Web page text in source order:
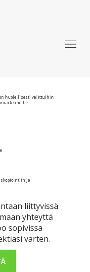
huolellisesti valittuihin
ja
liittyvissä
yhteyttä
sopivissa
varten.